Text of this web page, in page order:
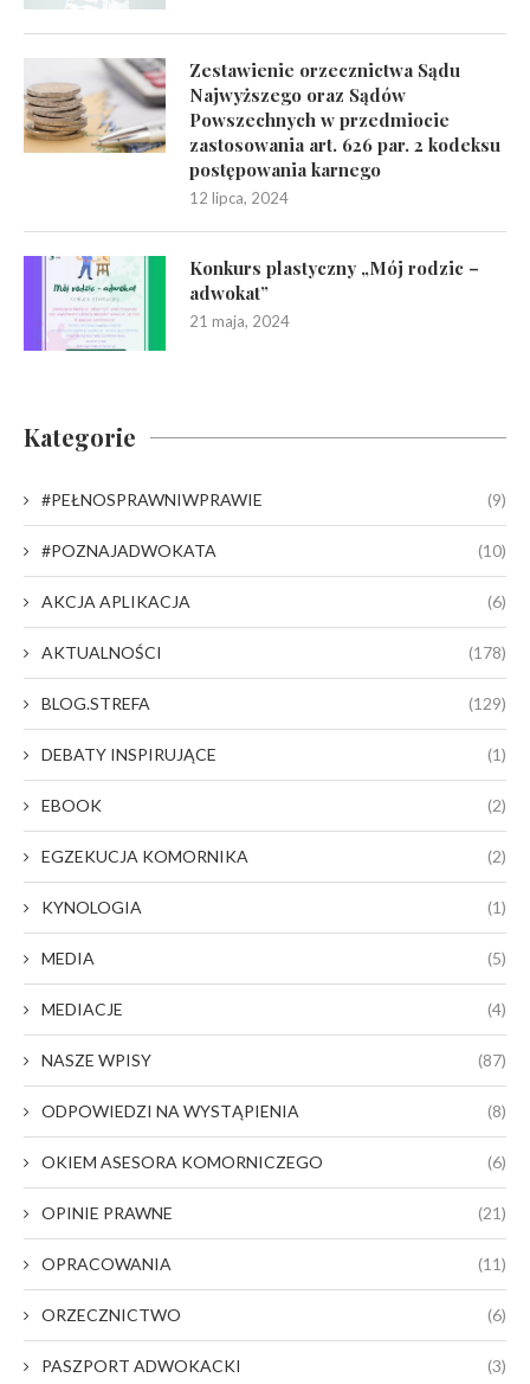
Zestawienie orzecznictwa Sądu
Najwyższego oraz Sądów
Powszechnych w przedmiocie
zastosowania art. 626 par. 2 kodeksu
postępowania karnego
12 lipca, 2024
Konkurs plastyczny „Mój rodzic –
adwokat”
21 maja, 2024
Kategorie
#PEŁNOSPRAWNIWPRAWIE (9)
#POZNAJADWOKATA (10)
AKCJA APLIKACJA (6)
AKTUALNOŚCI (178)
BLOG.STREFA (129)
DEBATY INSPIRUJĄCE (1)
EBOOK (2)
EGZEKUCJA KOMORNIKA (2)
KYNOLOGIA (1)
MEDIA (5)
MEDIACJE (4)
NASZE WPISY (87)
ODPOWIEDZI NA WYSTĄPIENIA (8)
OKIEM ASESORA KOMORNICZEGO (6)
OPINIE PRAWNE (21)
OPRACOWANIA (11)
ORZECZNICTWO (6)
PASZPORT ADWOKACKI (3)